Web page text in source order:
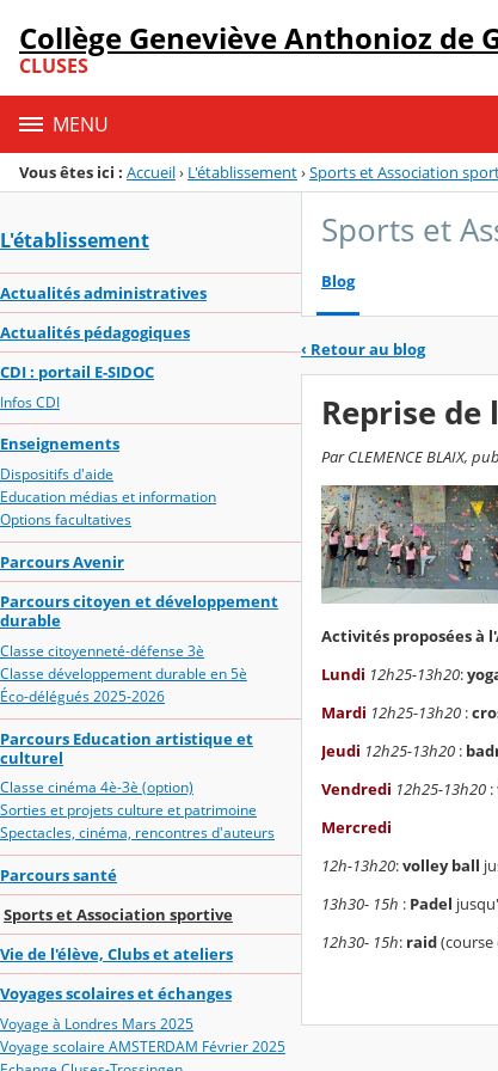
Menu de la rubrique
Contenu
Collège Geneviève Anthonioz de
CLUSES
MENU
Vous êtes ici : Accueil› L'établissement›Sports et Association
L'établissement
Actualités administratives
Actualités pédagogiques
CDI : portail E-SIDOC
Infos CDI
Enseignements
Dispositifs d'aide
Education médias et information
Options facultatives
Parcours Avenir
Parcours citoyen et développement
durable
Classe citoyenneté-défense 3è
Classe développement durable en 5è
Éco-délégués 2025-2026
Parcours Education artistique et
culturel
Classe cinéma 4è-3è (option)
Sorties et projets culture et patrimoine
Spectacles, cinéma, rencontres d'auteurs
Parcours santé
Sports et Association sportive
Vie de l'élève, Clubs et ateliers
Voyages scolaires et échanges
Voyage à Londres Mars 2025
Voyage scolaire AMSTERDAM Février 2025
Sports et
Blog
‹ Retour au blog
Reprise
Par CLEMENCE BLAIX,
Activités proposées à
Lundi 12h25-13h20:
Mardi 12h25-13h20 :
Jeudi 12h25-13h20 :
Vendredi 12h25-13h20 :
Mercredi
12h-13h20:volley ball
13h30- 15h : Padel
12h30- 15h: raid